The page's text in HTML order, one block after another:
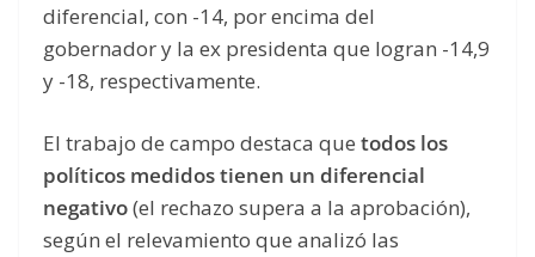
diferencial, con -14, por encima del
gobernador y la ex presidenta que logran -14,9
y -18, respectivamente.
El trabajo de campo destaca que todos los
políticos medidos tienen un diferencial
negativo(el rechazo supera a la aprobación),
según el relevamiento que analizó las